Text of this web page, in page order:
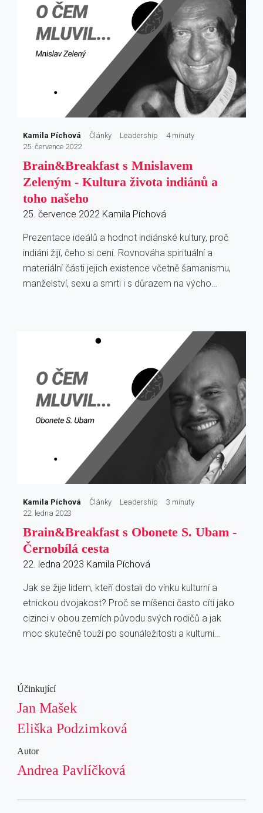
Kamila Píchová Články Leadership
4 minuty
25. července 2022
Brain&Breakfast s Mnislavem
Zeleným - Kultura života indiánů a
toho našeho
25. července 2022 Kamila Píchová
Prezentace ideálů a hodnot indiánské kultury, proč
indiáni žijí, čeho si cení. Rovnováha spirituální a
materiální části jejich existence včetně šamanismu,
manželství, sexu a smrti i s důrazem na výcho…
Kamila Píchová Články Leadership
3 minuty
22. ledna 2023
Brain&Breakfast s Obonete S. Ubam -
Černobílá cesta
22. ledna 2023 Kamila Píchová
Jak se žije lidem, kteří dostali do vínku kulturní a
etnickou dvojakost? Proč se míšenci často cítí jako
cizinci v obou zemích původu svých rodičů a jak
moc skutečně touží po sounáležitosti a kulturní…
Účinkující
Jan Mašek
Eliška Podzimková
Autor
Andrea Pavlíčková